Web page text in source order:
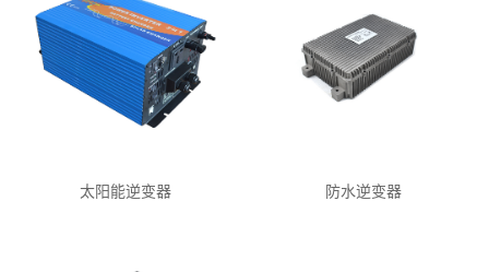
太阳能逆变器 防水逆变器